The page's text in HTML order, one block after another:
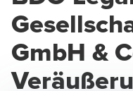
GmbH &